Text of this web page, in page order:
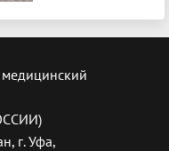
г. Уфа,